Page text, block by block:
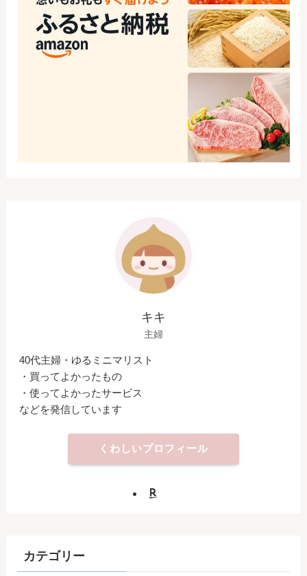
キキ
主婦
40代主婦・ゆるミニマリスト
・買ってよかったもの
・使ってよかったサービス
などを発信しています
くわしいプロフィール
カテゴリー